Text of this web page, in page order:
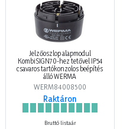
Jelzőoszlop alapmodul
KombiSIGN70-hez tetővel IP54
csavaros tartókonzolos beépítés
álló WERMA
WERM84008500
Raktáron
Bruttó listaár